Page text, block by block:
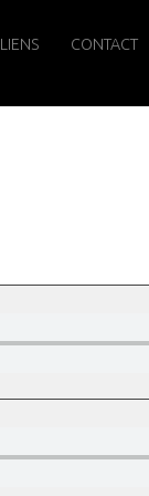
LIENS CONTACT